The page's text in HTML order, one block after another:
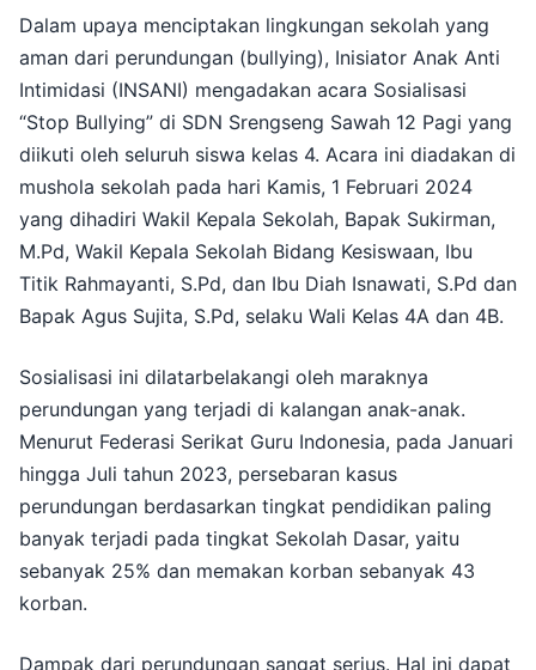
Dalam upaya menciptakan lingkungan sekolah yang
aman dari perundungan (bullying), Inisiator Anak Anti
Intimidasi (INSANI) mengadakan acara Sosialisasi
“Stop Bullying” di SDN Srengseng Sawah 12 Pagi yang
diikuti oleh seluruh siswa kelas 4. Acara ini diadakan di
mushola sekolah pada hari Kamis, 1 Februari 2024
yang dihadiri Wakil Kepala Sekolah, Bapak Sukirman,
M.Pd, Wakil Kepala Sekolah Bidang Kesiswaan, Ibu
Titik Rahmayanti, S.Pd, dan Ibu Diah Isnawati, S.Pd dan
Bapak Agus Sujita, S.Pd, selaku Wali Kelas 4A dan 4B.
Sosialisasi ini dilatarbelakangi oleh maraknya
perundungan yang terjadi di kalangan anak-anak.
Menurut Federasi Serikat Guru Indonesia, pada Januari
hingga Juli tahun 2023, persebaran kasus
perundungan berdasarkan tingkat pendidikan paling
banyak terjadi pada tingkat Sekolah Dasar, yaitu
sebanyak 25% dan memakan korban sebanyak 43
korban.
Dampak dari perundungan sangat serius. Hal ini dapat